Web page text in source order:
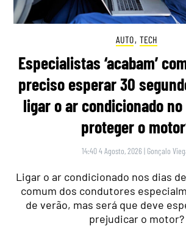
AUTO, TECH
Especialistas ‘acabam’
preciso esperar 30
ligar o ar condicionado
proteger o
14:40 4 Agosto, 2026 | Gonçalo
Ligar o ar condicionado nos dias
comum dos condutores
de verão, mas será que deve
prejudicar o motor?